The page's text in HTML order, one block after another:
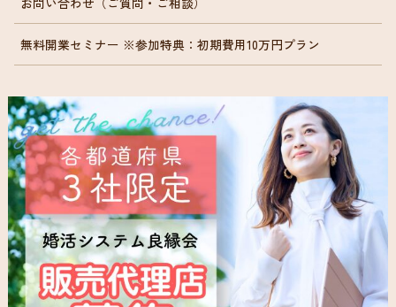
無料開業セミナー ※参加特典：初期費用10万円プラン